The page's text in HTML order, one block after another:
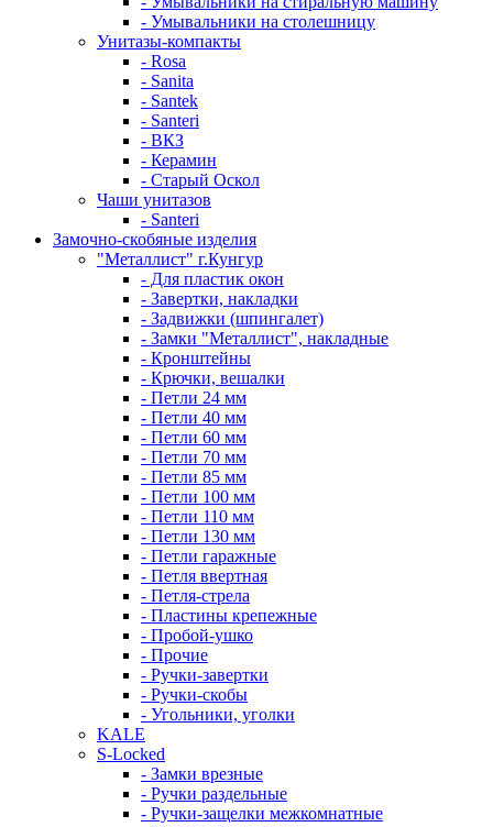
- Умывальники на столешницу
Унитазы-компакты
- Rosa
- Sanita
- Santek
- Santeri
- ВКЗ
- Керамин
- Старый Оскол
Чаши унитазов
- Santeri
Замочно-скобяные изделия
"Металлист" г.Кунгур
- Для пластик окон
- Завертки, накладки
- Задвижки (шпингалет)
- Замки "Металлист", накладные
- Кронштейны
- Крючки, вешалки
- Петли 24 мм
- Петли 40 мм
- Петли 60 мм
- Петли 70 мм
- Петли 85 мм
- Петли 100 мм
- Петли 110 мм
- Петли 130 мм
- Петли гаражные
- Петля ввертная
- Петля-стрела
- Пластины крепежные
- Пробой-ушко
- Прочие
- Ручки-завертки
- Ручки-скобы
- Угольники, уголки
KALE
S-Locked
- Замки врезные
- Ручки раздельные
- Ручки-защелки межкомнатные